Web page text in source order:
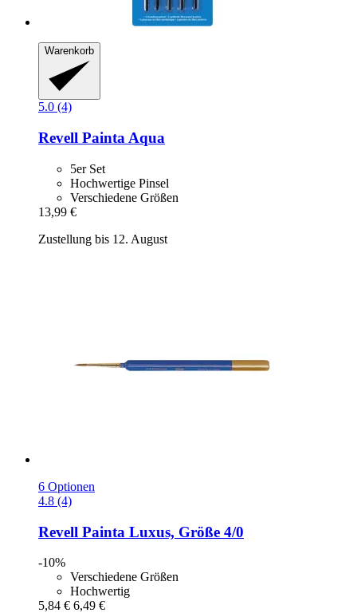
Warenkorb
5.0 (4)
Revell Painta Aqua
5er Set
Hochwertige Pinsel
Verschiedene Größen
13,99 €
Zustellung bis 12. August
6 Optionen
4.8 (4)
Revell Painta Luxus, Größe 4/0
-10%
Verschiedene Größen
Hochwertig
5,84 € 6,49 €